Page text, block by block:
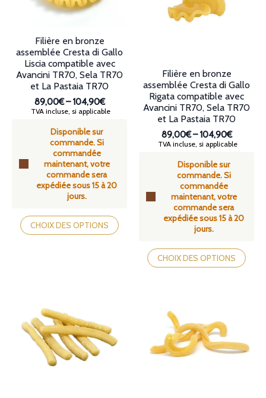
choisies
page
du
produit
choisies
produit
Disponible sur
commande. Si
commandée
maintenant, votre
commande sera
expédiée sous 15 à 20
jours.
Filière en bronze
assemblée Cresta di Gallo
Liscia compatible avec
Avancini TR70, Sela TR70
et La Pastaia TR70
89,00€–104,90€
Plage
prix :
89,00€
à
104,90€
TVA incluse, si applicable
CHOIX DES OPTIONS
Ce
produit
a
choisies
sur
Disponible sur
commande. Si
commandée
maintenant, votre
commande sera
expédiée sous 15 à 20
jours.
Filière en bronze
assemblée Cresta di Gallo
Rigata compatible avec
Avancini TR70, Sela TR70
et La Pastaia TR70
89,00€–104,90€
Plage
prix :
89,00€
à
104,90€
TVA incluse, si applicable
CHOIX DES OPTIONS
Ce
produit
a
options
peuvent
choisies